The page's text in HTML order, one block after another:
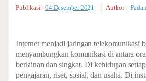
Publikasi - 04 Desember 2021 Author -
Internet menjadi jaringan telekomunikasi
menyambungkan komunikasi di antara
berlainan dan singkat. Di kehidupan
pengajaran, riset, sosial, dan usaha. Di